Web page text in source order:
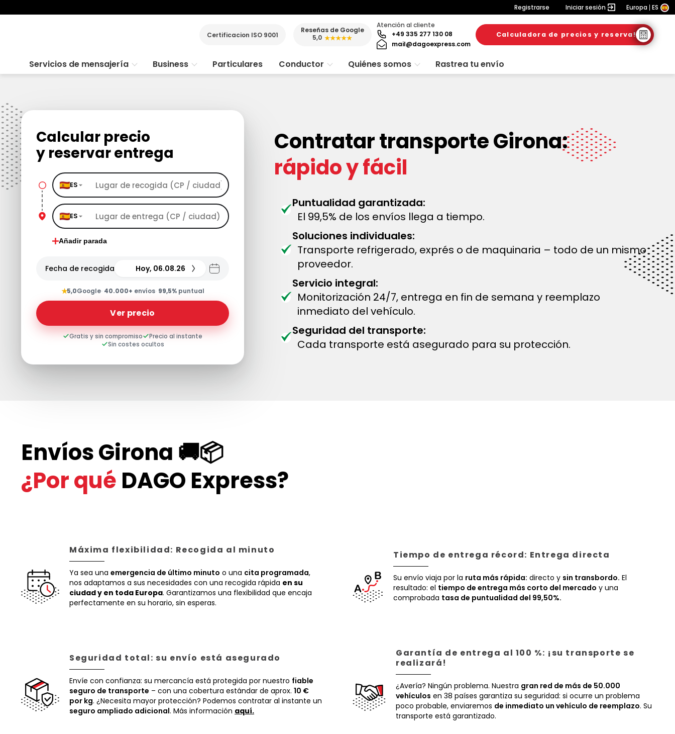
Registrarse Iniciar sesión Europa ES
Certificacion ISO 9001
Reseñas de Google
5,0 ★★★★★
Atención al cliente
+49 335 277 130 08
mail@dagoexpress.com
Calculadora de precios y reserva!
Servicios de mensajería Business Particulares Conductor Quiénes somos Rastrea tu envío
Calcular precio
y reservar entrega
ES
ES
Añadir parada
Fecha de recogida Hoy, 06.08.26
★5,0Google· 40.000+ envíos· 99,5%puntual
Ver precio
Gratis y sin compromiso
Precio al instante
Sin costes ocultos
Contratar transporte Girona:
rápido y fácil
Puntualidad garantizada:
El 99,5% de los envíos llega a tiempo.
Soluciones individuales:
Transporte refrigerado, exprés o de maquinaria – todo de un mismo
proveedor.
Servicio integral:
Monitorización 24/7, entrega en fin de semana y reemplazo
inmediato del vehículo.
Seguridad del transporte:
Cada transporte está asegurado para su protección.
Envíos Girona 🚚📦
¿Por qué DAGO Express?
Máxima flexibilidad: Recogida al minuto
Ya sea una emergencia de último minuto o una cita programada,
nos adaptamos a sus necesidades con una recogida rápida en su
ciudad y en toda Europa. Garantizamos una flexibilidad que encaja
perfectamente en su horario, sin esperas.
Tiempo de entrega récord: Entrega directa
Su envío viaja por la ruta más rápida: directo y sin transbordo. El
resultado: el tiempo de entrega más corto del mercado y una
comprobada tasa de puntualidad del 99,50%.
Seguridad total: su envío está asegurado
Envíe con confianza: su mercancía está protegida por nuestro fiable
seguro de transporte – con una cobertura estándar de aprox. 10 €
por kg. ¿Necesita mayor protección? Podemos contratar al instante un
seguro ampliado adicional. Más información aquí.
Garantía de entrega al 100 %: ¡su transporte se
realizará!
¿Avería? Ningún problema. Nuestra gran red de más de 50.000
vehículos en 38 países garantiza su seguridad: si ocurre un problema
poco probable, enviaremos de inmediato un vehículo de reemplazo. Su
transporte está garantizado.